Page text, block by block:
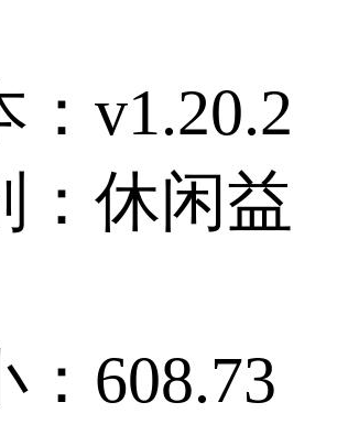
：v1.20.2
：休闲益
：608.73